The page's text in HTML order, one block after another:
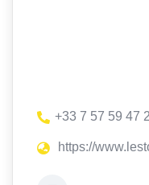
+33 7 57 59 47
https://